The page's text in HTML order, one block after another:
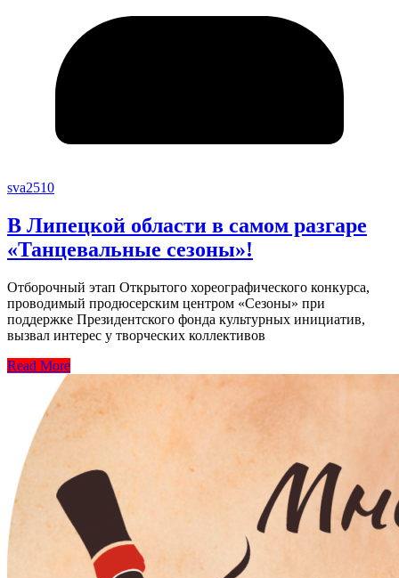
sva2510
В Липецкой области в самом разгаре
«Танцевальные сезоны»!
Отборочный этап Открытого хореографического конкурса,
проводимый продюсерским центром «Сезоны» при
поддержке Президентского фонда культурных инициатив,
вызвал интерес у творческих коллективов
Read More